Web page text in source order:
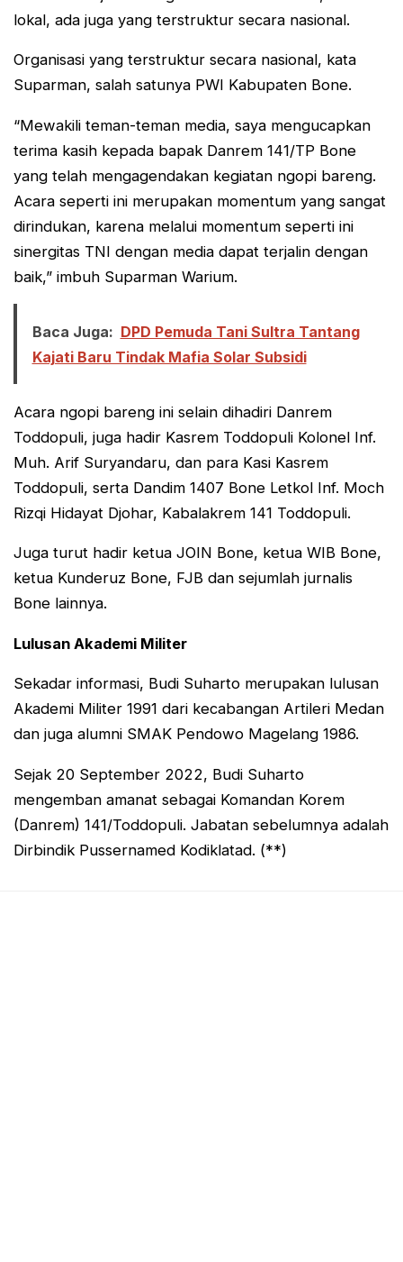
lokal, ada juga yang terstruktur secara nasional.
Organisasi yang terstruktur secara nasional, kata
Suparman, salah satunya PWI Kabupaten Bone.
“Mewakili teman-teman media, saya mengucapkan
terima kasih kepada bapak Danrem 141/TP Bone
yang telah mengagendakan kegiatan ngopi bareng.
Acara seperti ini merupakan momentum yang sangat
dirindukan, karena melalui momentum seperti ini
sinergitas TNI dengan media dapat terjalin dengan
baik,” imbuh Suparman Warium.
Baca Juga: DPD Pemuda Tani Sultra Tantang
Kajati Baru Tindak Mafia Solar Subsidi
Acara ngopi bareng ini selain dihadiri Danrem
Toddopuli, juga hadir Kasrem Toddopuli Kolonel Inf.
Muh. Arif Suryandaru, dan para Kasi Kasrem
Toddopuli, serta Dandim 1407 Bone Letkol Inf. Moch
Rizqi Hidayat Djohar, Kabalakrem 141 Toddopuli.
Juga turut hadir ketua JOIN Bone, ketua WIB Bone,
ketua Kunderuz Bone, FJB dan sejumlah jurnalis
Bone lainnya.
Lulusan Akademi Militer
Sekadar informasi, Budi Suharto merupakan lulusan
Akademi Militer 1991 dari kecabangan Artileri Medan
dan juga alumni SMAK Pendowo Magelang 1986.
Sejak 20 September 2022, Budi Suharto
mengemban amanat sebagai Komandan Korem
(Danrem) 141/Toddopuli. Jabatan sebelumnya adalah
Dirbindik Pussernamed Kodiklatad. (**)